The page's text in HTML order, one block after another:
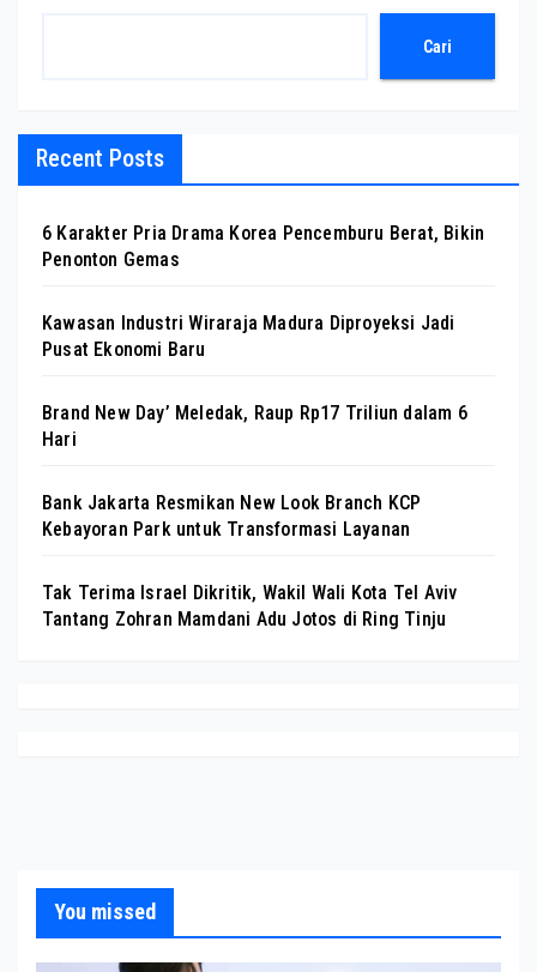
Cari
Recent Posts
6 Karakter Pria Drama Korea Pencemburu Berat, Bikin
Penonton Gemas
Kawasan Industri Wiraraja Madura Diproyeksi Jadi
Pusat Ekonomi Baru
Brand New Day’ Meledak, Raup Rp17 Triliun dalam 6
Hari
Bank Jakarta Resmikan New Look Branch KCP
Kebayoran Park untuk Transformasi Layanan
Tak Terima Israel Dikritik, Wakil Wali Kota Tel Aviv
Tantang Zohran Mamdani Adu Jotos di Ring Tinju
You missed